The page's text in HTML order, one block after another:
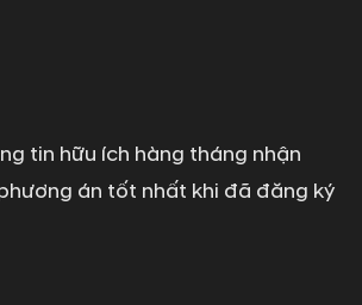
tin hữu ích hàng tháng nhận
án tốt nhất khi đã đăng ký